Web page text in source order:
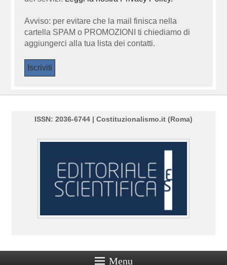
Avviso: per evitare che la mail finisca nella
cartella SPAM o PROMOZIONI ti chiediamo di
aggiungerci alla tua lista dei contatti.
ISSN: 2036-6744 | Costituzionalismo.it (Roma)
Menu